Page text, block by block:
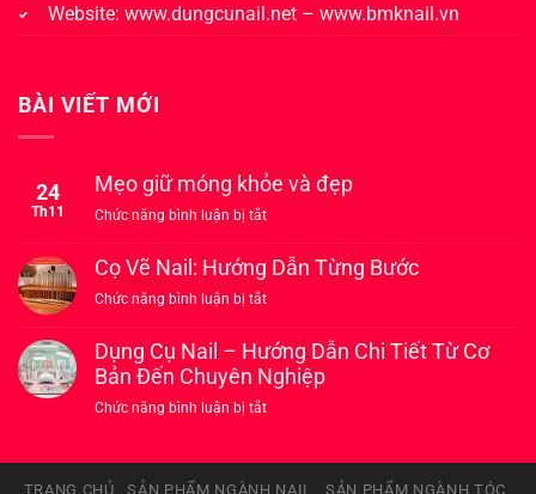
Website: www.dungcunail.net– www.bmknail.vn
BÀI VIẾT MỚI
24
Th11
Mẹo giữ móng khỏe và đẹp
Chức năng bình luận bị tắtở
giữ
khỏe
đẹp
Cọ Vẽ Nail: Hướng Dẫn Từng Bước
Chức năng bình luận bị tắtở
Vẽ
Nail:
Hướng
Dẫn
Dụng Cụ Nail – Hướng Dẫn Chi Tiết Từ Cơ
Bản Đến Chuyên Nghiệp
Chức năng bình luận bị tắtở
TRANG CHỦ SẢN PHẨM NGÀNH NAIL SẢN PHẨM NGÀNH TÓC